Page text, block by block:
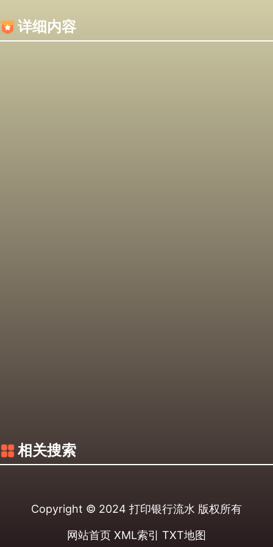
详细内容
相关搜索
Copyright © 2024 打印银行流水 版权所有
网站首页 XML索引 TXT地图